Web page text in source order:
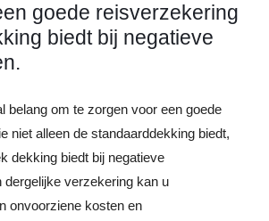
goede reisverzekering
biedt bij negatieve
belang om te zorgen voor een goede
niet alleen de standaarddekking biedt,
dekking biedt bij negatieve
dergelijke verzekering kan u
onvoorziene kosten en